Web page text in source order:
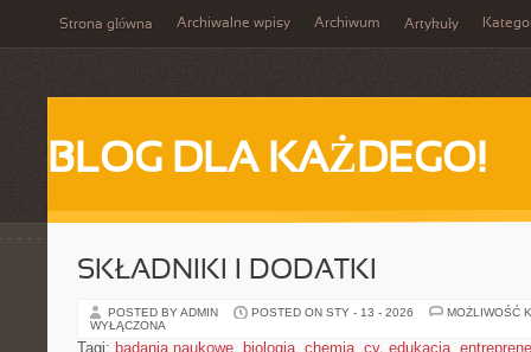
Strona główna Archiwalne wpisy Archiwum Artykuły
BLOG DLA KAŻDEGO!
SKŁADNIKI I DODATKI
POSTED BY ADMIN POSTED ON STY - 13 - 2026
MOŻLIWOŚĆ
WYŁĄCZONA
Tagi: badania naukowe, biologia, chemia, cv, edukacja,